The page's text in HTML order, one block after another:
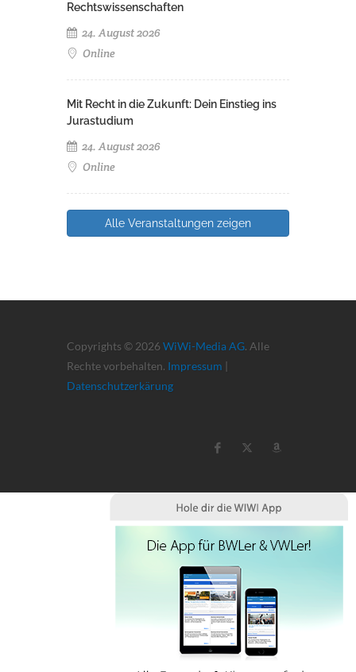
Rechtswissenschaften
24. August 2026
Online
Mit Recht in die Zukunft: Dein Einstieg ins
Jurastudium
24. August 2026
Online
Alle Veranstaltungen zeigen
Copyrights © 2026 WiWi-Media AG. Alle
Rechte vorbehalten. Impressum |
Datenschutzerkärung